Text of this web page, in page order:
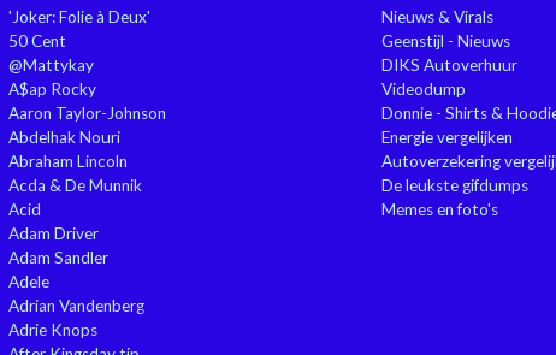
'Joker: Folie à Deux'
50 Cent
@Mattykay
A$ap Rocky
Aaron Taylor-Johnson
Abdelhak Nouri
Abraham Lincoln
Acda & De Munnik
Acid
Adam Driver
Adam Sandler
Adele
Adrian Vandenberg
Adrie Knops
Nieuws & Virals
Geenstijl - Nieuws
DIKS Autoverhuur
Videodump
Donnie - Shirts &
Energie vergelijken
Autoverzekering
De leukste gifdumps
Memes en foto's